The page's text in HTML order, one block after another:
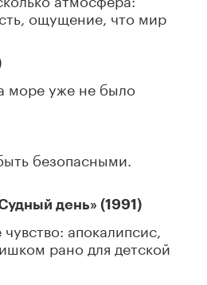
ощущение, что мир
море уже не было
безопасными.
день» (1991)
апокалипсис,
рано для детской